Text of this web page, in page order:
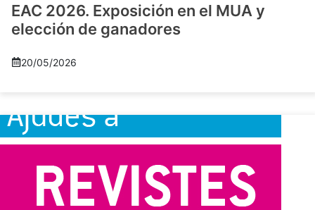
EAC 2026. Exposición en el MUA y
elección de ganadores
20/05/2026